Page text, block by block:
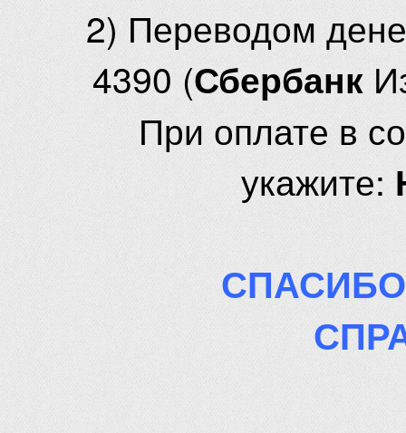
2) Переводом
4390 (Сбербанк
При оплате в
укажите: